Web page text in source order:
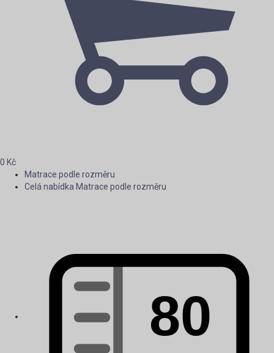
0 Kč
Matrace podle rozměru
Celá nabídka Matrace podle rozměru